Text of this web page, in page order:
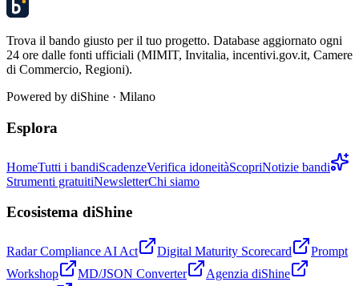
Trova il bando giusto per il tuo progetto. Database aggiornato ogni
24 ore dalle fonti ufficiali (MIMIT, Invitalia, incentivi.gov.it, Camere
di Commercio, Regioni).
Powered by diShine · Milano
Esplora
HomeTutti i bandiScadenzeVerifica idoneitàScopriNotizie bandi
Strumenti gratuitiNewsletterChi siamo
Ecosistema diShine
Radar Compliance AI Act Digital Maturity Scorecard
Prompt
Workshop
MD/JSON Converter
Agenzia diShine